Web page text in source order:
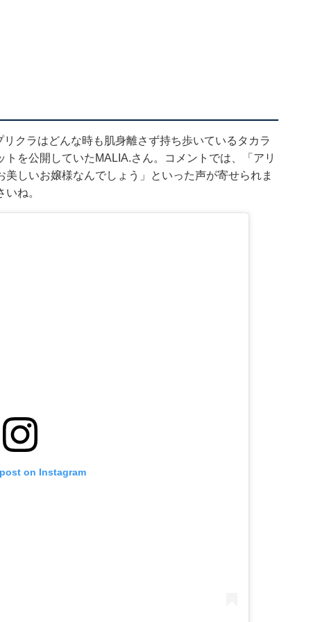
クラはどんな時も肌身離さず持ち歩いているタカラ
を公開していたMALIA.さん。コメントでは、「アリ
しいお嬢様なんでしょう」といった声が寄せられま
ね。
on Instagram